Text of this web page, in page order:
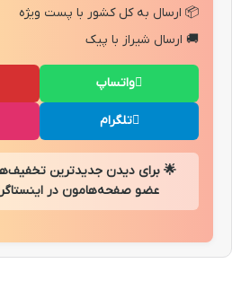
📦 ارسال به کل کشور با پست ویژه
🚚 ارسال شیراز با پیک
واتساپ
تلگرام
🌟 برای دیدن جدیدترین
عضو صفحه‌هامون در